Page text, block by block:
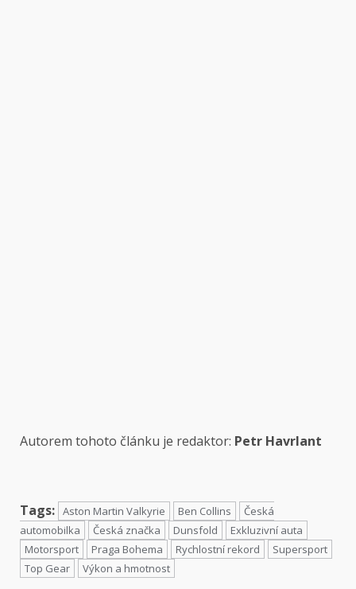
Autorem tohoto článku je redaktor: Petr Havrlant
Tags: Aston Martin Valkyrie Ben Collins
Česká
automobilka
Česká značka Dunsfold
Exkluzivní auta
Motorsport
Praga Bohema Rychlostní rekord
Supersport
Top Gear
Výkon a hmotnost